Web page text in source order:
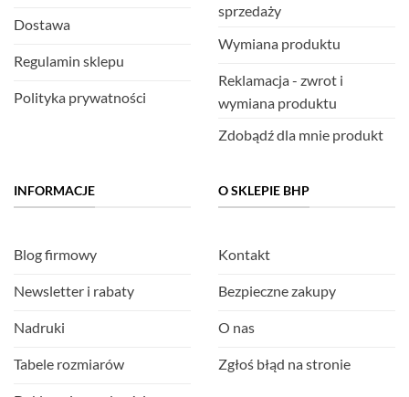
Dostawa
Regulamin sklepu
Polityka prywatności
sprzedaży
Wymiana produktu
Reklamacja - zwrot i
wymiana produktu
Zdobądź dla mnie produkt
INFORMACJE
Blog firmowy
Newsletter i rabaty
Nadruki
Tabele rozmiarów
O SKLEPIE BHP
Kontakt
Bezpieczne zakupy
O nas
Zgłoś błąd na stronie